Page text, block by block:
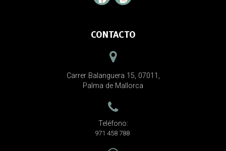
CONTACTO
Carrer Balanguera 15, 07011,
Palma de Mallorca
Teléfono:
971 458 788